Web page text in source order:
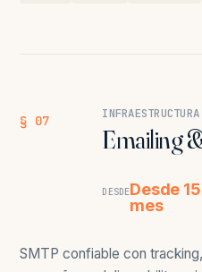
§ 07
Emailing
DESDEDesde
mes
SMTP confiable con